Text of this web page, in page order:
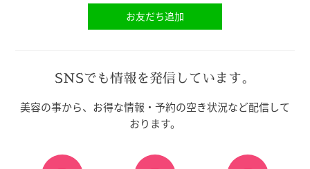
お友だち追加
SNSでも情報を発信しています。
美容の事から、お得な情報・予約の空き状況など配信して
おります。